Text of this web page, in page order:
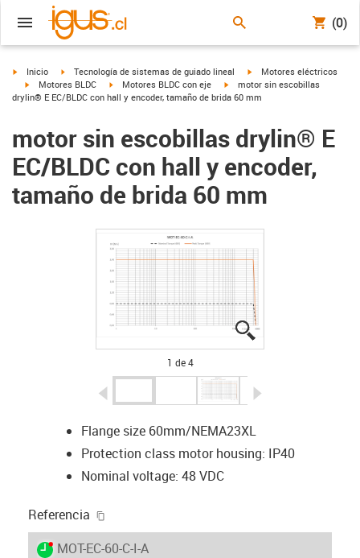
(0)
igus-icon-arrow-right
Inicio igus-icon-arrow-right
Tecnología de sistemas de guiado lineal igus-icon-arrow-right
Motores eléctricos
igus-icon-arrow-right
Motores BLDC igus-icon-arrow-right
Motores BLDC con eje igus-icon-arrow-right
motor sin escobillas
drylin® E EC/BLDC con hall y encoder, tamaño de brida 60 mm
motor sin escobillas drylin® E
EC/BLDC con hall y encoder,
tamaño de brida 60 mm
igus-icon-lupe
igus-icon-lupe
igus-icon-lupe
igus-icon-lupe
1 de 4
igus-icon-arrow-left
Flange size 60mm/NEMA23XL
Protection class motor housing: IP40
Nominal voltage: 48 VDC
Referencia
igus-icon-lieferzeit-dot
MOT-EC-60-C-I-A